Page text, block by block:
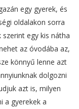
egy gyerek, és
oldalakon sorra
egy kis nátha
az óvodába az,
könnyű lenne azt
dolgozni
azt is, milyen
a gyerekek a